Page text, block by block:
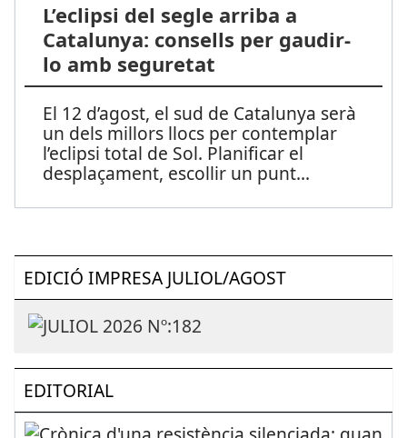
L’eclipsi del segle arriba a
Catalunya: consells per gaudir-
lo amb seguretat
El 12 d’agost, el sud de Catalunya serà
un dels millors llocs per contemplar
l’eclipsi total de Sol. Planificar el
desplaçament, escollir un punt...
EDICIÓ IMPRESA JULIOL/AGOST
EDITORIAL